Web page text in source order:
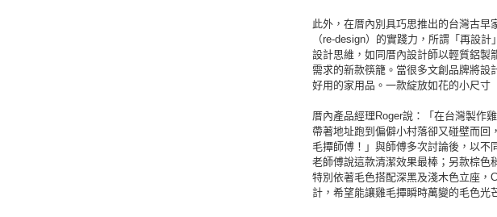
此外，在厝內別具巧思推出的台灣古早
（re-design）的實踐力，所謂「再設
設計思維，如同厝內設計師以輕質鋁製
需求的新款筷籠。當很多文創品牌將設
好用的家用品。一款綻放如花的小尺寸
厝內產品經理Roger說：「在台灣製作
帶著地址跑到偏僻小村落卻又碰壁而回
毛撢師傅！」與師傅多次討論後，以
老師傅說這款清潔效果最棒；另款棕色
特別依著毛色搭配深黑及淺木色立座，
計，希望能讓雞毛撢瞬時萬變的毛色光